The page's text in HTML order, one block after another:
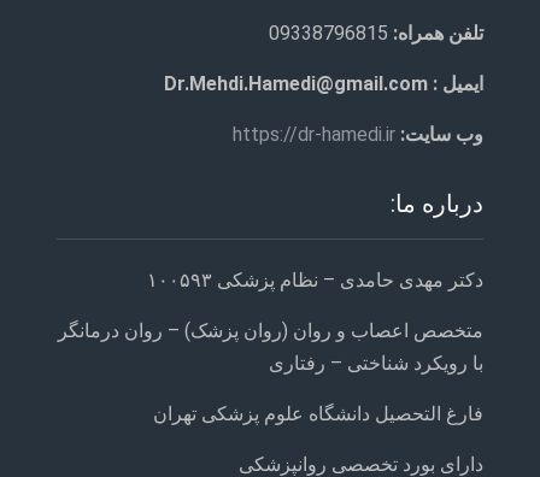
تلفن همراه: 09338796815
ایمیل : Dr.Mehdi.Hamedi@gmail.com
وب سایت: https://dr-hamedi.ir
درباره ما:
دکتر مهدی حامدی – نظام پزشکی ۱۰۰۵۹۳
متخصص اعصاب و روان (روان پزشک) – روان درمانگر
با رویکرد شناختی – رفتاری
فارغ التحصیل دانشگاه علوم پزشکی تهران
دارای بورد تخصصی روانپزشکی